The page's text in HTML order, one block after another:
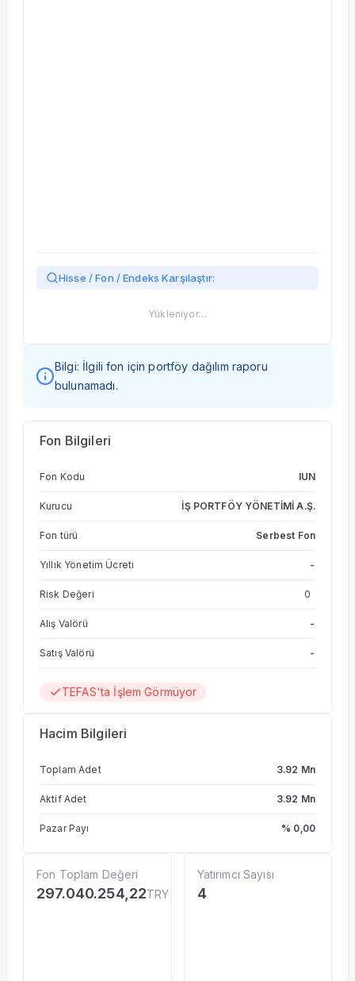
Hisse / Fon / Endeks Karşılaştır:
Yükleniyor…
Bilgi: İlgili fon için portföy dağılım raporu
bulunamadı.
Fon Bilgileri
Fon Kodu IUN
Kurucu İŞ PORTFÖY YÖNETİMİ A.Ş.
Fon türü Serbest Fon
Yıllık Yönetim Ücreti -
Risk Değeri 0
Alış Valörü -
Satış Valörü -
TEFAS'ta İşlem Görmüyor
Hacim Bilgileri
Toplam Adet 3.92 Mn
Aktif Adet 3.92 Mn
Pazar Payı % 0,00
Fon Toplam Değeri
297.040.254,22TRY
Yatırımcı Sayısı
4